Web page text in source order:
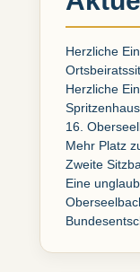
Herzliche
Herzliche
16.
Mehr Platz
Zweite
Eine